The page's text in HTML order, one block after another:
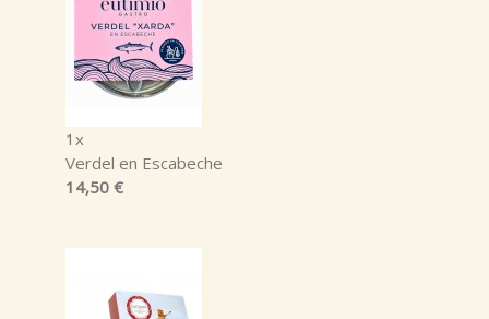
1x
Verdel en Escabeche
14,50 €